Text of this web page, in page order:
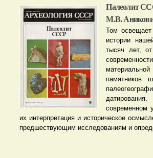
Палеолит
М.В.
Том освещает
истории
тысяч лет, от
памятников
современном
их интерпретация и историческое
предшествующим исследованиям и